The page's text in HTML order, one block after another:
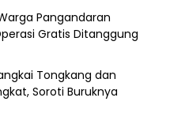
Pangandaran
Gratis Ditanggung
Tongkang dan
Soroti Buruknya